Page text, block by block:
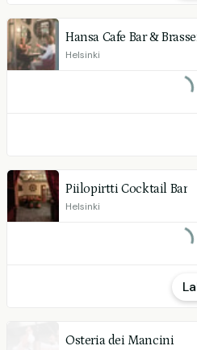
Hansa Cafe Bar &
Helsinki
Piilopirtti Cocktail Bar
Helsinki
Osteria dei Mancini